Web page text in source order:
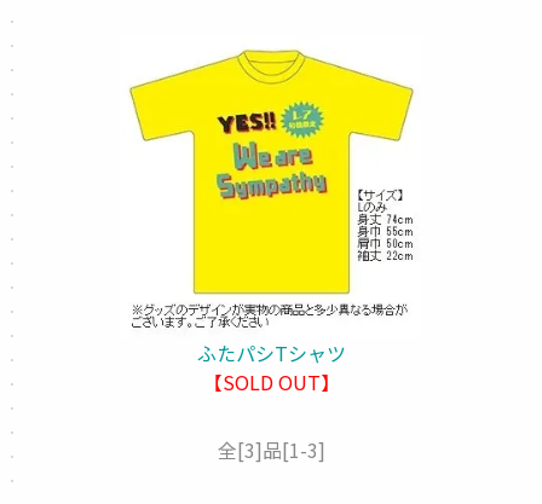
ふたパシTシャツ
【SOLD OUT】
全[3]品[1-3]